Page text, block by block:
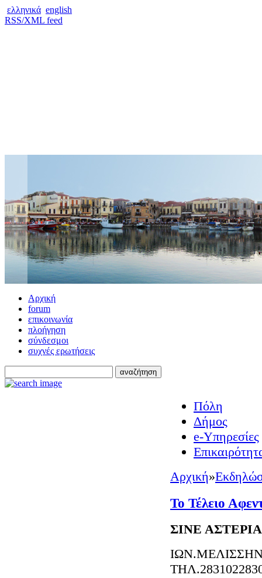
ελληνικά english
RSS/XML feed
Αρχική
forum
επικοινωνία
πλοήγηση
σύνδεσμοι
συχνές ερωτήσεις
Πόλη
Δήμος
e-Υπηρεσίες
Αρχική»
Το Τέλειο
ΣΙΝΕ